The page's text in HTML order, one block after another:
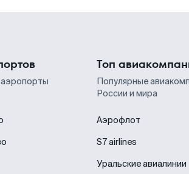
Топ
Популярные
России и мира
Аэрофлот
S7 airlines
Уральские авиалинии